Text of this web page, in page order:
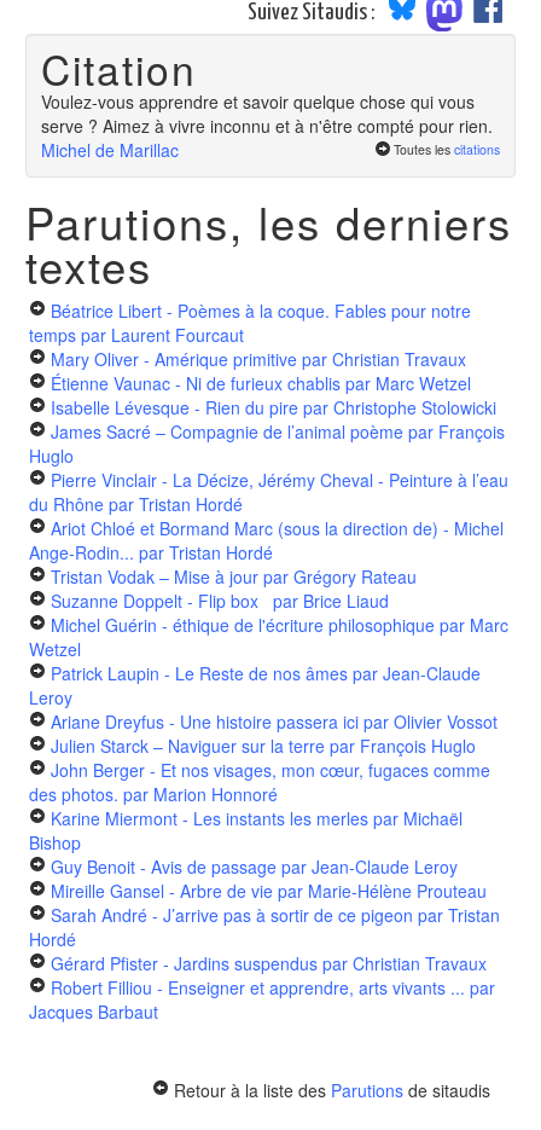
Suivez Sitaudis :
Citation
Voulez-vous apprendre et savoir quelque chose qui vous
serve ? Aimez à vivre inconnu et à n'être compté pour rien.
Michel de Marillac
Toutes les citations
Parutions, les derniers
textes
Béatrice Libert - Poèmes à la coque. Fables pour notre
temps par Laurent Fourcaut
Mary Oliver - Amérique primitive par Christian Travaux
Étienne Vaunac - Ni de furieux chablis par Marc Wetzel
Isabelle Lévesque - Rien du pire par Christophe Stolowicki
James Sacré – Compagnie de l’animal poème par François
Huglo
Pierre Vinclair - La Décize, Jérémy Cheval - Peinture à l’eau
du Rhône par Tristan Hordé
Ariot Chloé et Bormand Marc (sous la direction de) - Michel
Ange-Rodin... par Tristan Hordé
Tristan Vodak – Mise à jour par Grégory Rateau
Suzanne Doppelt - Flip box par Brice Liaud
Michel Guérin - éthique de l'écriture philosophique par Marc
Wetzel
Patrick Laupin - Le Reste de nos âmes par Jean-Claude
Leroy
Ariane Dreyfus - Une histoire passera ici par Olivier Vossot
Julien Starck – Naviguer sur la terre par François Huglo
John Berger - Et nos visages, mon cœur, fugaces comme
des photos. par Marion Honnoré
Karine Miermont - Les instants les merles par Michaël
Bishop
Guy Benoit - Avis de passage par Jean-Claude Leroy
Mireille Gansel - Arbre de vie par Marie-Hélène Prouteau
Sarah André - J’arrive pas à sortir de ce pigeon par Tristan
Hordé
Gérard Pfister - Jardins suspendus par Christian Travaux
Robert Filliou - Enseigner et apprendre, arts vivants ... par
Jacques Barbaut
Retour à la liste des Parutions de sitaudis